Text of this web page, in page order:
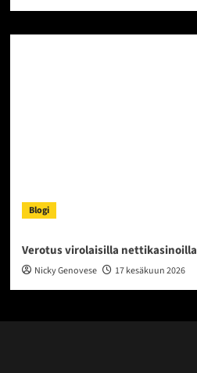
Blogi
Verotus virolaisilla nettikasinoilla
Nicky Genovese 17 kesäkuun 2026